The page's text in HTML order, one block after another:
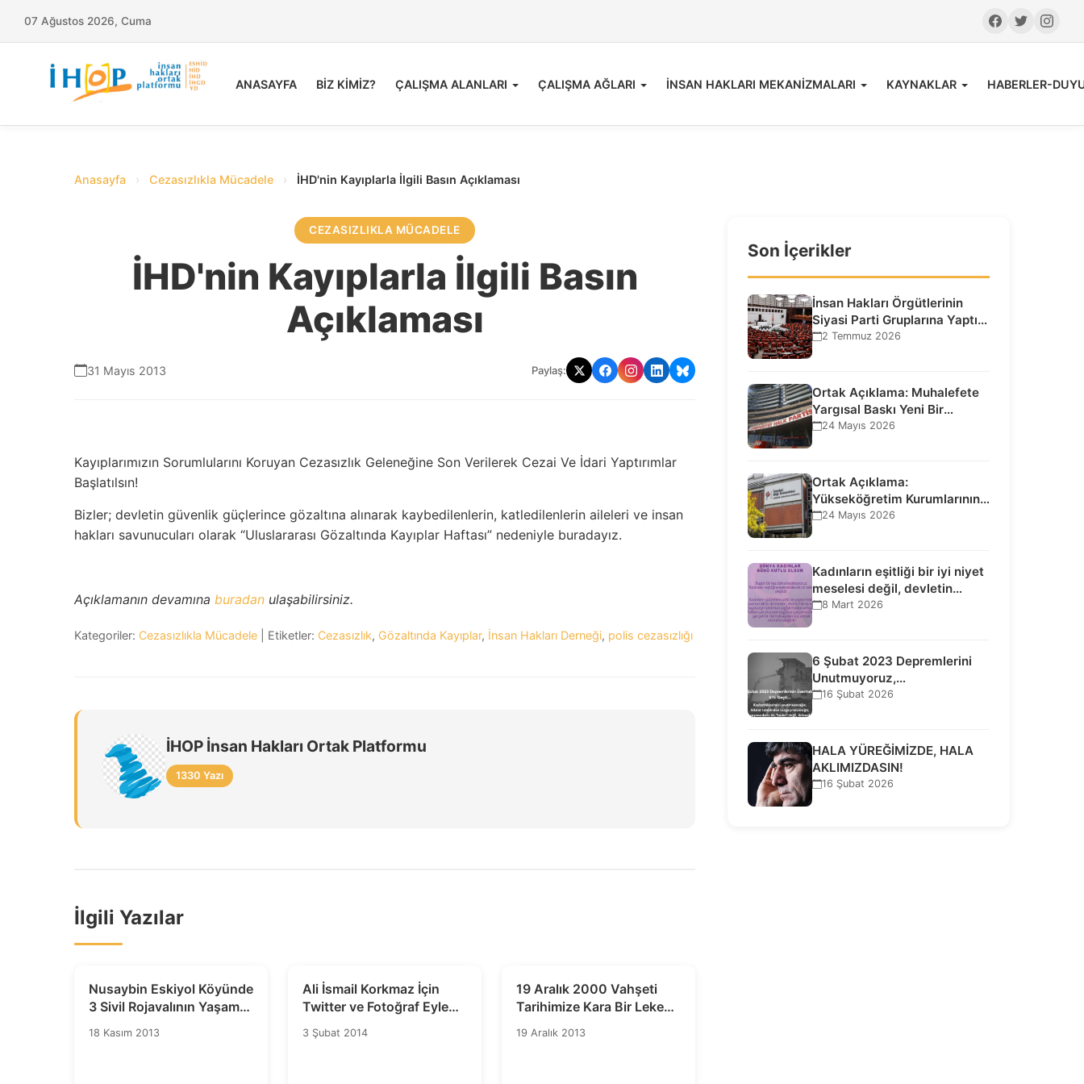
07 Ağustos 2026, Cuma
ANASAYFA BİZ KİMİZ? ÇALIŞMA ALANLARI ÇALIŞMA AĞLARI İNSAN HAKLARI MEKANİZMALARI KAYNAKLAR HABERLER-
Anasayfa › Cezasızlıkla Mücadele › İHD'nin Kayıplarla İlgili Basın Açıklaması
CEZASIZLIKLA MÜCADELE
İHD'nin Kayıplarla İlgili Basın
Açıklaması
31 Mayıs 2013 Paylaş:
Kayıplarımızın Sorumlularını Koruyan Cezasızlık Geleneğine Son Verilerek Cezai Ve İdari Yaptırımlar
Başlatılsın!
Bizler; devletin güvenlik güçlerince gözaltına alınarak kaybedilenlerin, katledilenlerin aileleri ve insan
hakları savunucuları olarak “Uluslararası Gözaltında Kayıplar Haftası” nedeniyle buradayız.
Açıklamanın devamına buradan ulaşabilirsiniz.
Kategoriler: Cezasızlıkla Mücadele | Etiketler: Cezasızlık, Gözaltında Kayıplar, İnsan Hakları Derneği, polis cezasızlığı
İHOP İnsan Hakları Ortak Platformu
1330 Yazı
İlgili Yazılar
Nusaybin Eskiyol Köyünde
3 Sivil Rojavalının Yaşam
Hakkının İhlaline İlişkin
18 Kasım 2013
Ali İsmail Korkmaz İçin
Twitter ve Fotoğraf Eylemi:
Cezasızlığa Son
3 Şubat 2014
19 Aralık 2000 Vahşeti
Tarihimize Kara Bir Leke
Olarak Geçmiştir
19 Aralık 2013
Son İçerikler
İnsan Hakları Örgütlerinin
Siyasi Parti Gruplarına Yaptığı
Ziyaretlere İlişkin
2 Temmuz 2026
Ortak Açıklama: Muhalefete
Yargısal Baskı Yeni Bir
Aşamaya Geçti: Seçilmiş…
24 Mayıs 2026
Ortak Açıklama:
Yükseköğretim Kurumlarının
Toplumsal İşlevi Kurucularının
24 Mayıs 2026
Kadınların eşitliği bir iyi niyet
meselesi değil, devletin
uluslararası insan…
8 Mart 2026
6 Şubat 2023 Depremlerini
Unutmuyoruz,
Vazgeçmiyoruz, Hesap
16 Şubat 2026
HALA YÜREĞİMİZDE, HALA
AKLIMIZDASIN!
16 Şubat 2026